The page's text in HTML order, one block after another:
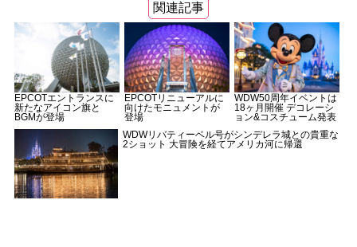
関連記事
EPCOTエントランスに
新たなアイコン旗と
BGMが登場
EPCOTリニューアルに
向けたモニュメントが
登場
WDW50周年イベントは
18ヶ月開催 デコレーシ
ョン&コスチューム発表
WDWリバティーベル号がシンデレラ城との貴重な
2ショット 大冒険を経てアメリカ河に帰還